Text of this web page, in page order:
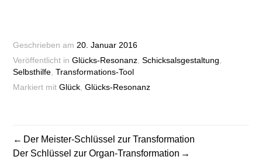
Geschrieben am 20. Januar 2016
Veröffentlicht inGlücks-Resonanz ,Schicksalsgestaltung
Selbsthilfe ,Transformations-Tool
Markiert mitGlück ,Glücks-Resonanz
BEITRAGSNAVIGATION
Der Meister-Schlüssel zur Transformation
Der Schlüssel zur Organ-Transformation